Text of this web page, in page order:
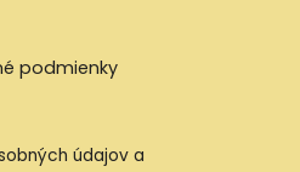
podmienky
údajov a